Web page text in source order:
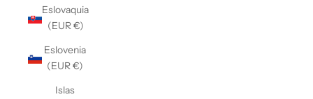
Eslovaquia
(EUR €)
Eslovenia
(EUR €)
Islas